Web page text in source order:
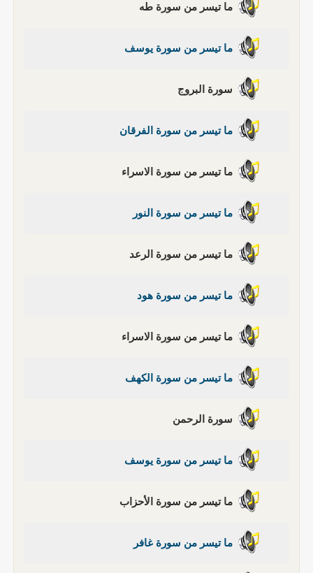
ما تيسر من سورة طه
ما تيسر من سورة يوسف
سورة البروج
ما تيسر من سورة الفرقان
ما تيسر من سورة الاسراء
ما تيسر من سورة النور
ما تيسر من سورة الرعد
ما تيسر من سورة هود
ما تيسر من سورة الاسراء
ما تيسر من سورة الكهف
سورة الرحمن
ما تيسر من سورة يوسف
ما تيسر من سورة الأحزاب
ما تيسر من سورة غافر